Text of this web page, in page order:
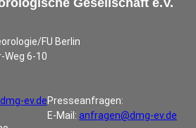
FU Berlin
Weg 6-10
ev.dePresseanfragen:
E-Mail: anfragen@dmg-ev.de